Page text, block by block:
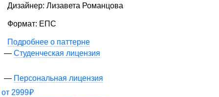
Дизайнер: Лизавета Романцова
Формат: ЕПС
Подробнее о паттерне
Студенческая лицензия
Персональная лицензия
от 2999₽